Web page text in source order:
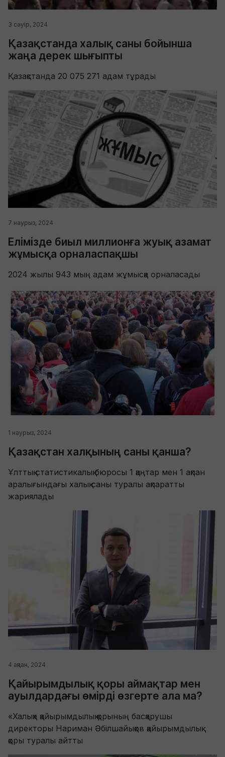
3 сәуір, 2024
Қазақстанда халық саны бойынша
жаңа дерек шығыпты
Қазақстанда 20 075 271 адам тұрады
7 наурыз, 2024
Елімізде биыл миллионға жуық азамат
жұмысқа орналаспақшы
2024 жылы 943 мың адам жұмысқа орналасады
1 наурыз, 2024
Қазақстан халқының саны қанша?
Ұлттық статистикалық бюросы 1 қаңтар мен 1 ақпан
аралығындағы халық саны туралы ақпаратты
жариялады
4 ақпан, 2024
Қайырымдылық қоры аймақтар мен
ауылдардағы өмірді өзгерте ала ма?
«Халық» қайырымдылық қорының басқарушы
директоры Нариман Әбілшайықов қайырымдылық
қоры туралы айтты